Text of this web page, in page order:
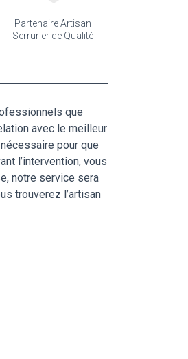
Partenaire Artisan
Serrurier de Qualité
que
avec le meilleur
pour que
l’intervention, vous
notre service sera
trouverez l’artisan